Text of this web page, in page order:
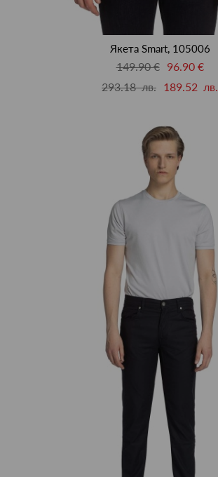
Якета Smart, 105006
149.90 €
96.90 €
293.18 лв. 189.52 лв.